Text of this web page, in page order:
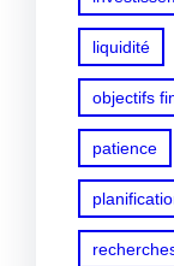
liquidité
objectifs
patience